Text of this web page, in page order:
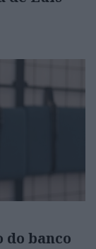
do banco